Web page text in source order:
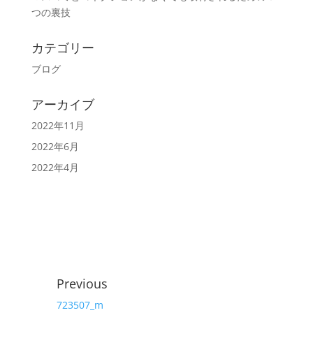
つの裏技
カテゴリー
ブログ
アーカイブ
2022年11月
2022年6月
2022年4月
Previous
723507_m